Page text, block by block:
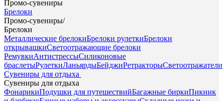
Промо-сувениры
Брелоки
Промо-сувениры/
Брелоки
Металлические брелокиБрелоки рулеткиБрелоки
открывашкиСветоотражающие брелоки
РемувкиАнтистрессыСиликоновые
браслетыРулеткиЛаньярдыБейджиРетракторыСветоотражатели
Сувениры для отдыха
Сувениры для отдыха
ФонарикиПодушки для путешествийБагажные биркиПикник